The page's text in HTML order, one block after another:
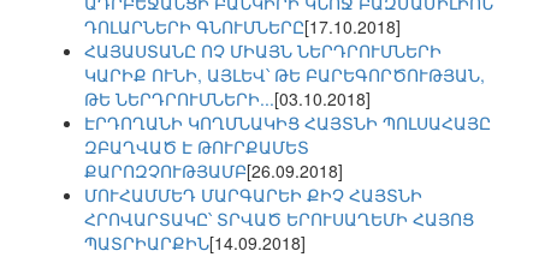
ԴՈԼԱՐՆԵՐԻ ԳՆՈՒՄՆԵՐԸ[17.10.2018]
ՀԱՅԱՍՏԱՆԸ ՈՉ ՄԻԱՅՆ ՆԵՐԴՐՈՒՄՆԵՐԻ
ԿԱՐԻՔ ՈՒՆԻ, ԱՅԼԵՎ՝ ԹԵ ԲԱՐԵԳՈՐԾՈՒԹՅԱՆ,
ԹԵ ՆԵՐԴՐՈՒՄՆԵՐԻ...[03.10.2018]
ԷՐԴՈՂԱՆԻ ԿՈՂՄՆԱԿԻՑ ՀԱՅՏՆԻ ՊՈԼՍԱՀԱՅԸ
ԶԲԱՂՎԱԾ Է ԹՈՒՐՔԱՄԵՏ
ՔԱՐՈԶՉՈՒԹՅԱՄԲ[26.09.2018]
ՄՈՒՀԱՄՄԵԴ ՄԱՐԳԱՐԵԻ ՔԻՉ ՀԱՅՏՆԻ
ՀՐՈՎԱՐՏԱԿԸ՝ ՏՐՎԱԾ ԵՐՈՒՍԱՂԵՄԻ ՀԱՅՈՑ
ՊԱՏՐԻԱՐՔԻՆ[14.09.2018]